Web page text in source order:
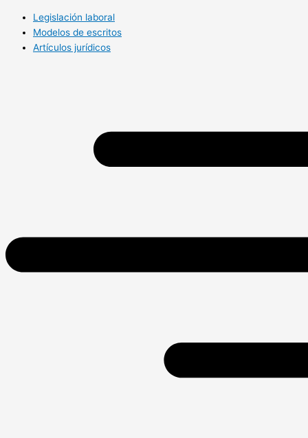
Legislación laboral
Modelos de escritos
Artículos jurídicos